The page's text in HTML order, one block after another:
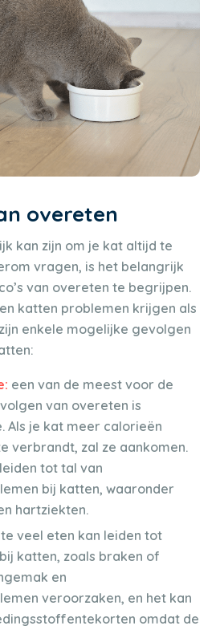
overeten
kan zijn om je kat altijd te
vragen, is het belangrijk
van overeten te begrijpen.
katten problemen krijgen als
enkele mogelijke gevolgen
een van de meest voor de
van overeten is
Als je kat meer calorieën
verbrandt, zal ze aankomen.
tot tal van
bij katten, waaronder
hartziekten.
te veel eten kan leiden tot
katten, zoals braken of
en
veroorzaken, en het kan
omdat de